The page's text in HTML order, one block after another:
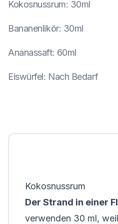
Kokosnussrum: 30ml
Bananenlikör: 30ml
Ananassaft: 60ml
Eiswürfel: Nach Bedarf
Kokosnussrum
Der Strand in einer
verwenden 30 ml,